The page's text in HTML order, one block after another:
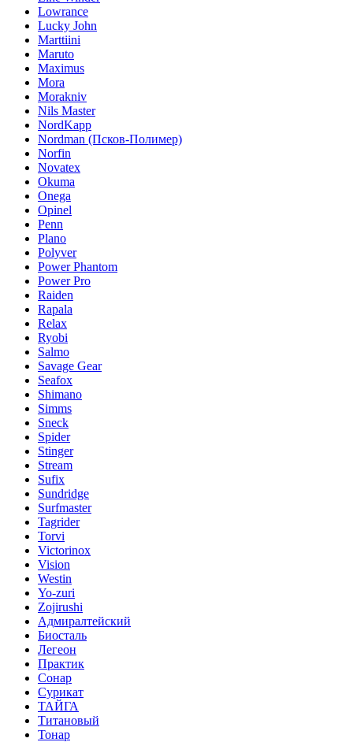
Lowrance
Lucky John
Marttiini
Maruto
Maximus
Mora
Morakniv
Nils Master
NordKapp
Nordman (Псков-Полимер)
Norfin
Novatex
Okuma
Onega
Opinel
Penn
Plano
Polyver
Power Phantom
Power Pro
Raiden
Rapala
Relax
Ryobi
Salmo
Savage Gear
Seafox
Shimano
Simms
Sneck
Spider
Stinger
Stream
Sufix
Sundridge
Surfmaster
Tagrider
Torvi
Victorinox
Vision
Westin
Yo-zuri
Zojirushi
Адмиралтейский
Биосталь
Легеон
Практик
Сонар
Сурикат
ТАЙГА
Титановый
Тонар